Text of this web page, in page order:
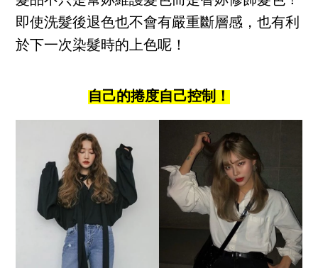
即使洗髮後退色也不會有嚴重斷層感，也有利
於下一次染髮時的上色呢！
自己的捲度自己控制！